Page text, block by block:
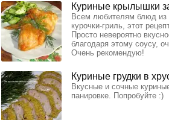
Куриные крылышки
Всем любителям блюд из
курочки-гриль, этот
Просто невероятно
благодаря этому соусу,
Очень рекомендую!
Куриные грудки в
Вкусные и сочные
панировке. Попробуйте :)